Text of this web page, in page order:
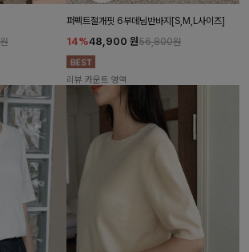
퍼펙트절개핏 6부데님반바지[S,M,L사이즈]
14%48,900 원56,800원
리뷰 카운트 영역